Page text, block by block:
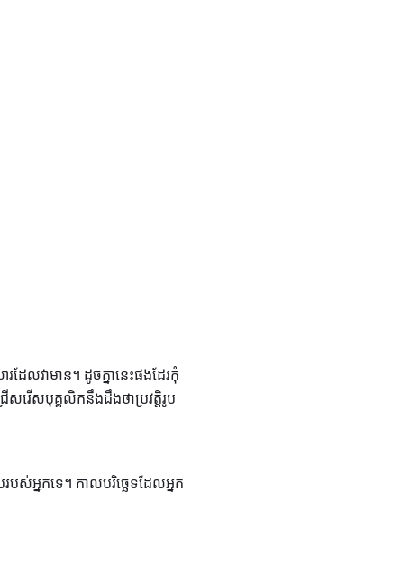
ែលវាមាន។ ដូចគ្នានេះផងដែរកុំ
ើសរើសបុគ្គលិកនឹងដឹងថាប្រវត្តិរូប
ស់អ្នកទេ។ កាលបរិច្ឆេទដែលអ្នក